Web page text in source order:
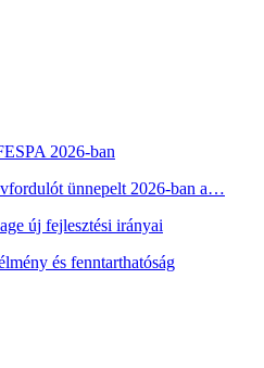
2026-ban
ünnepelt 2026-ban a…
új fejlesztési irányai
és fenntarthatóság